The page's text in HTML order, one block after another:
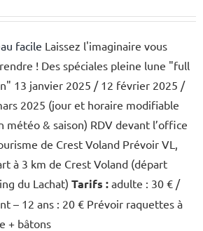
facile Laissez l'imaginaire vous
! Des spéciales pleine lune "full
13 janvier 2025 / 12 février 2025 /
2025 (jour et horaire modifiable
météo & saison) RDV devant l’office
de Crest Voland Prévoir VL,
à 3 km de Crest Voland (départ
du Lachat) Tarifs :adulte : 30 € /
– 12 ans : 20 € Prévoir raquettes à
+ bâtons